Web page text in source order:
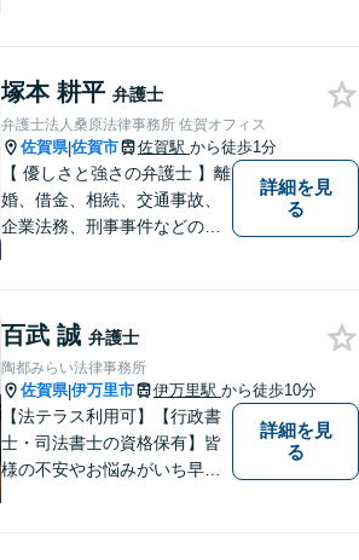
題／交通事故／債務整理／労
働問題など幅広く対応可能で
す。
塚本 耕平 弁護士
弁護士法人桑原法律事務所 佐賀オフィス
佐賀県|佐賀市 佐賀駅 から徒歩1分
【 優しさと強さの弁護士 】離
婚、借金、相続、交通事故、
企業法務、刑事事件などのご
なリーガルサービスを提供い
たします。
詳細を見
る
百武 誠 弁護士
陶都みらい法律事務所
佐賀県|伊万里市 伊万里駅 から徒歩10分
【法テラス利用可】【行政書
士・司法書士の資格保有】皆
様の不安やお悩みがいち早く
詳細を見
る